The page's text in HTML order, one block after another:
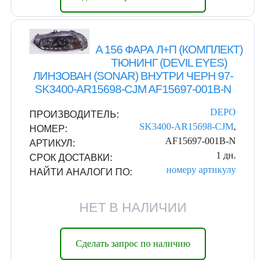
A 156 ФАРА Л+П (КОМПЛЕКТ)
ТЮНИНГ (DEVIL EYES)
ЛИНЗОВАН (SONAR) ВНУТРИ ЧЕРН 97-
SK3400-AR15698-CJM AF15697-001B-N
ПРОИЗВОДИТЕЛЬ:
DEPO
НОМЕР:
SK3400-AR15698-CJM,
АРТИКУЛ:
AF15697-001B-N
СРОК ДОСТАВКИ:
1 дн.
НАЙТИ АНАЛОГИ ПО:
номеру артикулу
НЕТ В НАЛИЧИИ
Сделать запрос по наличию